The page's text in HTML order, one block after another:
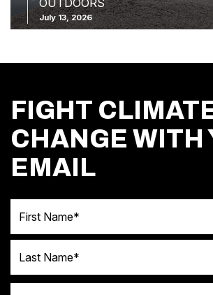
OUTDOORS
July 13, 2026
FIGHT
CHANGE WITH
EMAIL